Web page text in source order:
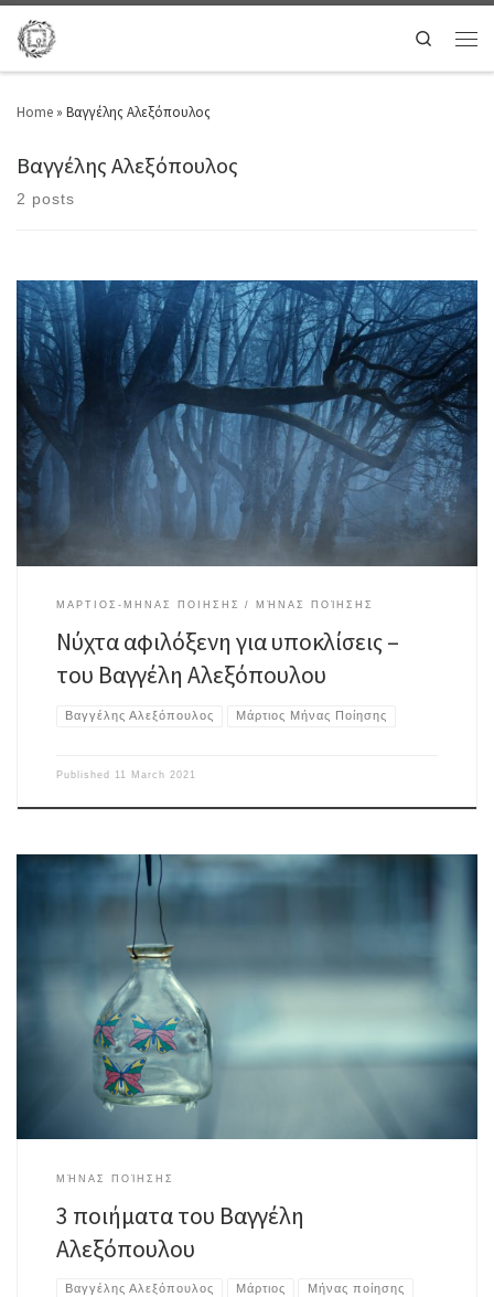
Search
Home » Βαγγέλης Αλεξόπουλος
Βαγγέλης Αλεξόπουλος
2 posts
Η επανάσταση θα ξεκινήσει εντός του ποιήματοςΜια νύχτα αφιλόξενη για
υποκλίσεις Οι Έλληνες γύρω απ’ τη φωτιάΖεσταίνουν τα σπασμένα τους
κόκκαλαΑπαγγέλουν τον Θούριο σε μετάφραση Κλόντ Φοριές(η
χρυσόδετη έκδοση δώρο των Μεγάλων Δυνάμεων) Ο Διονύσιος
Σολωμός κάθεται παράμεραΣκαλίζει τη στάχτη καθώς μελετά τις γραφές
και τα σημάδιαΞαφνικά σηκώνεται και πετά […]
ΜΑΡΤΙΟΣ-ΜΗΝΑΣ ΠΟΙΗΣΗΣ ΜΉΝΑΣ ΠΟΊΗΣΗΣ
Νύχτα αφιλόξενη για υποκλίσεις –
του Βαγγέλη Αλεξόπουλου
Βαγγέλης Αλεξόπουλος Μάρτιος Μήνας Ποίησης
Published 11 March 2021
Μικροσκοπικές κόκκινες πεταλούδες Με το θάνατο στα χέρια δεν
μπορείς να γνέψεις τα σινιάλα του νερού οι μέλισσες περιπολούν πάνω
απ’ τα βότανα και στα τροχεία ακονίζουν τα μαχαίρια χιλιάδες
μικροσκοπικές κόκκινες πεταλούδες κρύβονται μέσα στο στόμα μου είναι
προσωρινά ασφαλείς μέχρι να έρθει η ώρα μου τότε θα ξεχυθούν […]
ΜΉΝΑΣ ΠΟΊΗΣΗΣ
3 ποιήματα του Βαγγέλη
Αλεξόπουλου
Βαγγέλης Αλεξόπουλος Μάρτιος Μήνας ποίησης